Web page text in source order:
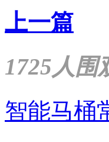
上一篇
1725人围
智能马桶